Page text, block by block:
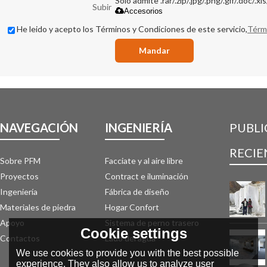
Subir Accesorios
He leido y acepto los Términos y Condiciones de este servicio,
Mandar
NAVEGACIÓN
Sobre PFM
Proyectos
Ingeniería
Materiales de piedra
Apoyo
Contactos
INGENIERÍA
Facciate y al aire libre
Contract e iluminación
Fábrica de diseño
Hogar Confort
Sistema de perno trasero
Lado del agua
Cookie settings
We use cookies to provide you with the best possible
experience. They also allow us to analyze user